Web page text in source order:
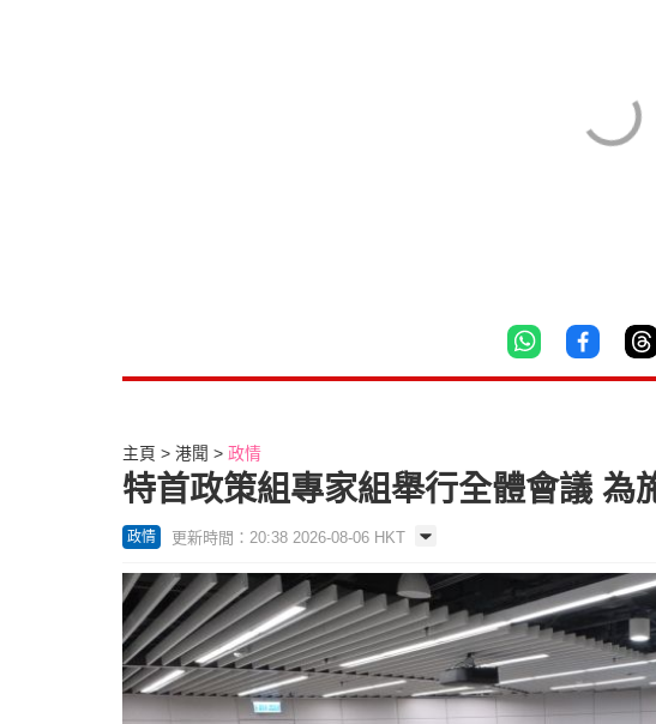
主頁 港聞 政情
特首政策組專家組舉行全體會議 為
政情 更新時間：20:38 2026-08-06 HKT